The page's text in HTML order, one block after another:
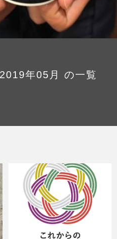
めたのか？
材について
取り組み
年05月 の一覧